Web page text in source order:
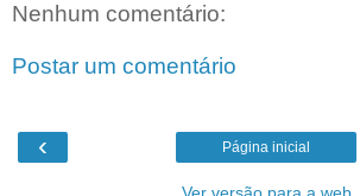
Nenhum comentário:
Postar um comentário
‹ Página inicial